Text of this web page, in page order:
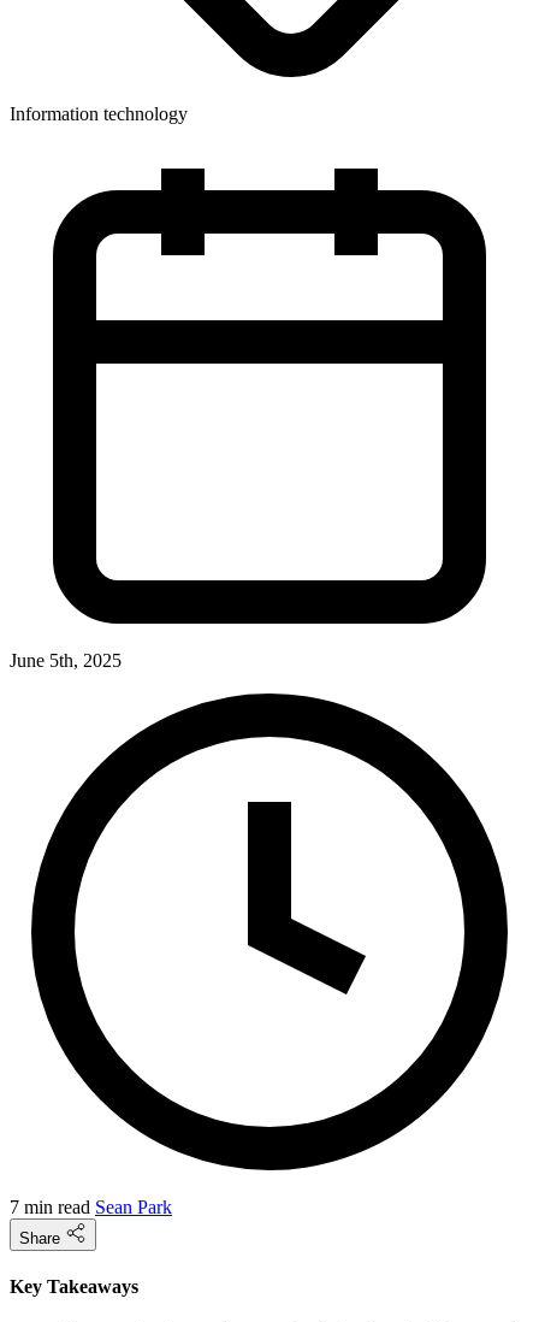
Information technology
June 5th, 2025
7 min read Sean Park
Share
Key Takeaways